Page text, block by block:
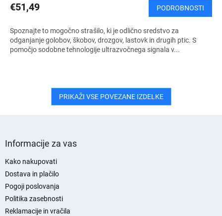
€51,49 PODROBNOSTI
Spoznajte to mogočno strašilo, ki je odlično sredstvo za
odganjanje golobov, škobov, drozgov, lastovk in drugih ptic. S
pomočjo sodobne tehnologije ultrazvočnega signala v...
PRIKAŽI VSE POVEZANE IZDELKE
Informacije za vas
Kako nakupovati
Dostava in plačilo
Pogoji poslovanja
Politika zasebnosti
Reklamacije in vračila